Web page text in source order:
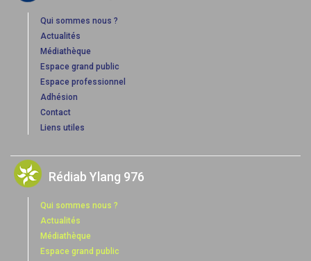
Qui sommes nous ?
Actualités
Médiathèque
Espace grand public
Espace professionnel
Adhésion
Contact
Liens utiles
Rédiab Ylang 976
Qui sommes nous ?
Actualités
Médiathèque
Espace grand public